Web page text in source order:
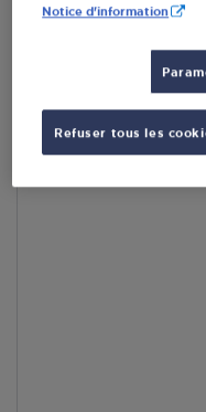
Notice d'information
Refuser tous les